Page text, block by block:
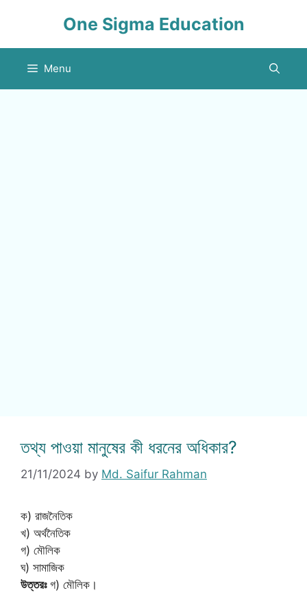
One Sigma Education
Menu
তথ্য পাওয়া মানুষের কী ধরনের অধিকার?
21/11/2024 by Md. Saifur Rahman
ক) রাজনৈতিক
খ) অর্থনৈতিক
গ) মৌলিক
ঘ) সামাজিক
উত্তরঃগ) মৌলিক।